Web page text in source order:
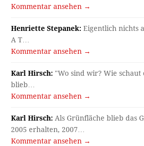
Kommentar ansehen →
Henriette Stepanek: Eigentlich nichts
A T…
Kommentar ansehen →
Karl Hirsch: "Wo sind wir? Wie schaut
blieb…
Kommentar ansehen →
Karl Hirsch: Als Grünfläche blieb das
2005 erhalten, 2007…
Kommentar ansehen →